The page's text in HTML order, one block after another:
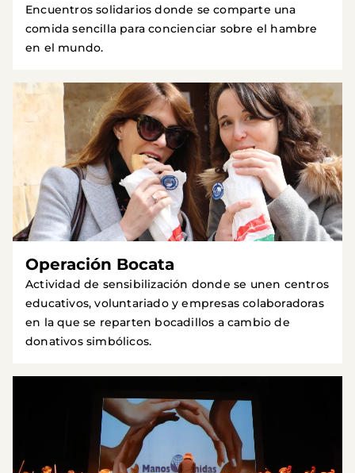
Encuentros solidarios donde se comparte una
comida sencilla para concienciar sobre el hambre
en el mundo.
Operación Bocata
Actividad de sensibilización donde se unen centros
educativos, voluntariado y empresas colaboradoras
en la que se reparten bocadillos a cambio de
donativos simbólicos.